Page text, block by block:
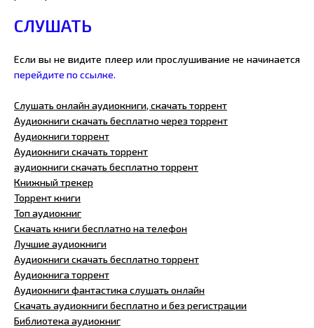
СЛУШАТЬ
Если вы не видите плеер или прослушивание не начинается
перейдите по ссылке.
Слушать онлайн аудиокниги, скачать торрент
Аудиокниги скачать бесплатно через торрент
Аудиокниги торрент
Аудиокниги скачать торрент
аудиокниги скачать бесплатно торрент
Книжный трекер
Торрент книги
Топ аудиокниг
Скачать книги бесплатно на телефон
Лучшие аудиокниги
Аудиокниги скачать бесплатно торрент
Аудиокнига торрент
Аудиокниги фантастика слушать онлайн
Скачать аудиокниги бесплатно и без регистрации
Библиотека аудиокниг